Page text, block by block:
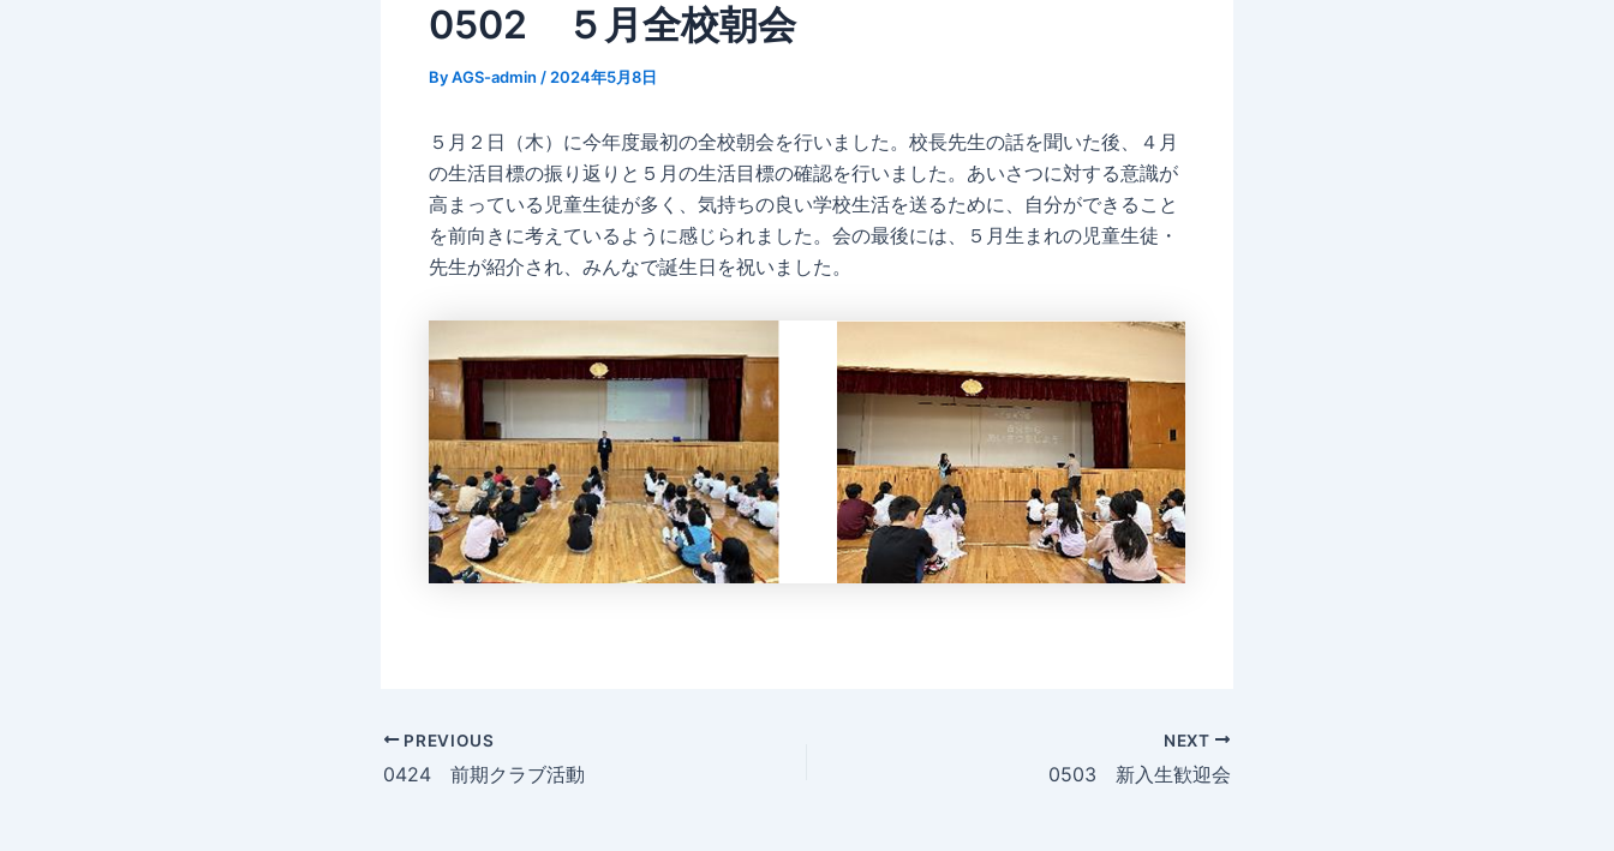
0502 ５月全校朝会
ByAGS-admin / 2024年5月8日
５月２日（木）に今年度最初の全校朝会を行いました。校長先生の話を聞いた後、４月
の生活目標の振り返りと５月の生活目標の確認を行いました。あいさつに対する意識が
高まっている児童生徒が多く、気持ちの良い学校生活を送るために、自分ができること
を前向きに考えているように感じられました。会の最後には、５月生まれの児童生徒・
先生が紹介され、みんなで誕生日を祝いました。
Post
navigation
PREVIOUS
0424 前期クラブ活動
NEXT
0503 新入生歓迎会